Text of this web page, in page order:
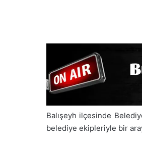
Balışeyh ilçesinde
belediye ekipleriyle bir